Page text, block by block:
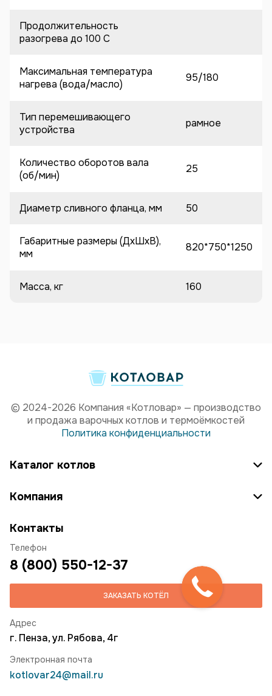
Продолжительность
разогрева до 100 C
Максимальная температура
нагрева (вода/масло)
95/180
Тип перемешивающего
устройства
рамное
Количество оборотов вала
(об/мин)
25
Диаметр сливного фланца, мм 50
Габаритные размеры (ДхШхВ),
мм
820*750*1250
Масса, кг 160
© 2024-2026 Компания «Котловар» — производство
и продажа варочных котлов и термоёмкостей
Политика конфиденциальности
Каталог котлов
Компания
Контакты
Телефон
8 (800) 550-12-37
ЗАКАЗАТЬ КОТЁЛ
Адрес
г. Пенза, ул. Рябова, 4г
Электронная почта
kotlovar24@mail.ru